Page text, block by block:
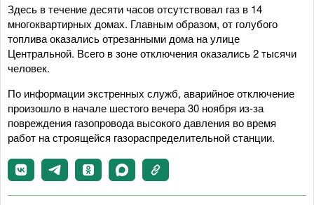
Здесь в течение десяти часов отсутствовал газ в 14
многоквартирных домах. Главным образом, от голубого
топлива оказались отрезанными дома на улице
Центральной. Всего в зоне отключения оказались 2 тысячи
человек.
По информации экстренных служб, аварийное отключение
произошло в начале шестого вечера 30 ноября из-за
повреждения газопровода высокого давления во время
работ на строящейся газораспределительной станции.